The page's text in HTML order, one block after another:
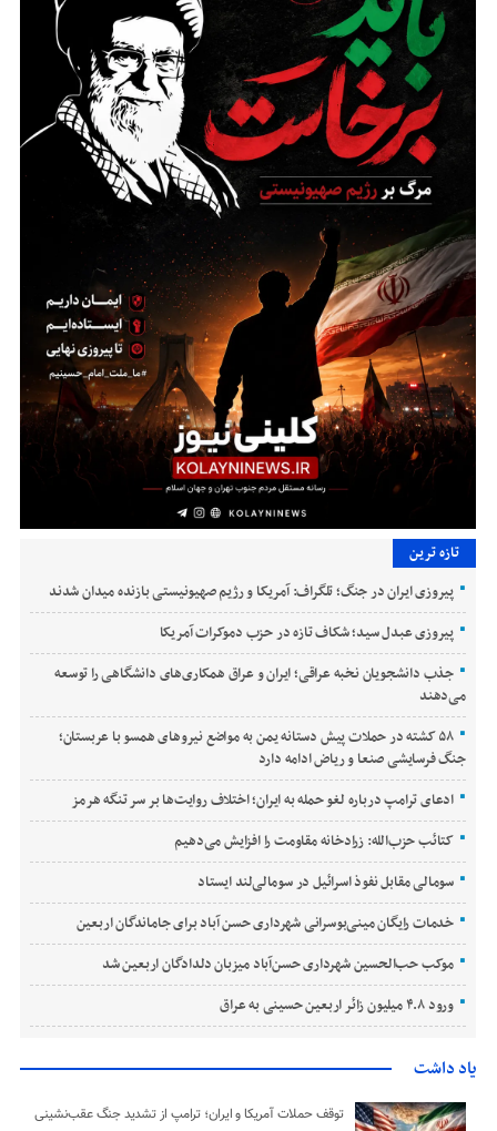
تازه ترین
پیروزی ایران در جنگ؛ تلگراف: آمریکا و رژیم صهیونیستی بازنده میدان شدند
پیروزی عبدل سید؛ شکاف تازه در حزب دموکرات آمریکا
جذب دانشجویان نخبه عراقی؛ ایران و عراق همکاری‌های دانشگاهی را توسعه
می‌دهند
۵۸ کشته در حملات پیش دستانه یمن به مواضع نیروهای همسو با عربستان؛
جنگ فرسایشی صنعا و ریاض ادامه دارد
ادعای ترامپ درباره لغو حمله به ایران؛ اختلاف روایت‌ها بر سر تنگه هرمز
کتائب حزب‌الله: زرادخانه مقاومت را افزایش می‌دهیم
سومالی مقابل نفوذ اسرائیل در سومالی‌لند ایستاد
خدمات رایگان مینی‌بوسرانی شهرداری حسن‌ آباد برای جاماندگان اربعین
موکب حب‌الحسین شهرداری حسن‌آباد میزبان دلدادگان اربعین شد
ورود ۴.۸ میلیون زائر اربعین حسینی به عراق
یاد داشت
توقف حملات آمریکا و ایران؛ ترامپ از تشدید جنگ عقب‌نشینی